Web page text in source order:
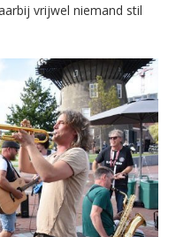
vrijwel niemand stil